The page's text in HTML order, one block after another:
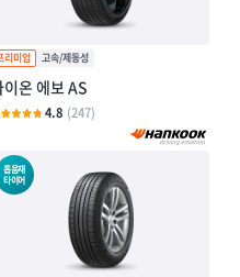
이온 에보 AS
4.8 (247)
흡음재
타이어